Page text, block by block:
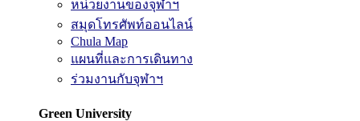
หน่วยงานของจุฬาฯ
สมุดโทรศัพท์ออนไลน์
Chula Map
แผนที่และการเดินทาง
ร่วมงานกับจุฬาฯ
Green University